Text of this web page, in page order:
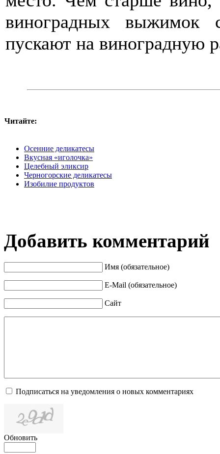
виноградных выжимок
пускают на виноградную
Читайте:
Осенние деликатесы
Вкусная «иголочка»
Целебный эликсир
Черногорские деликатесы
Изобилие продуктов
Добавить комментарий
Имя (обязательное)
E-Mail (обязательное)
Сайт
Подписаться на уведомления о новых комментариях
Обновить